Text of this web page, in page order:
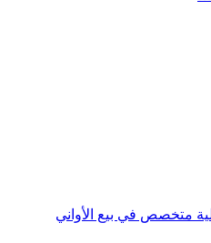
متخصص في بيع الأواني